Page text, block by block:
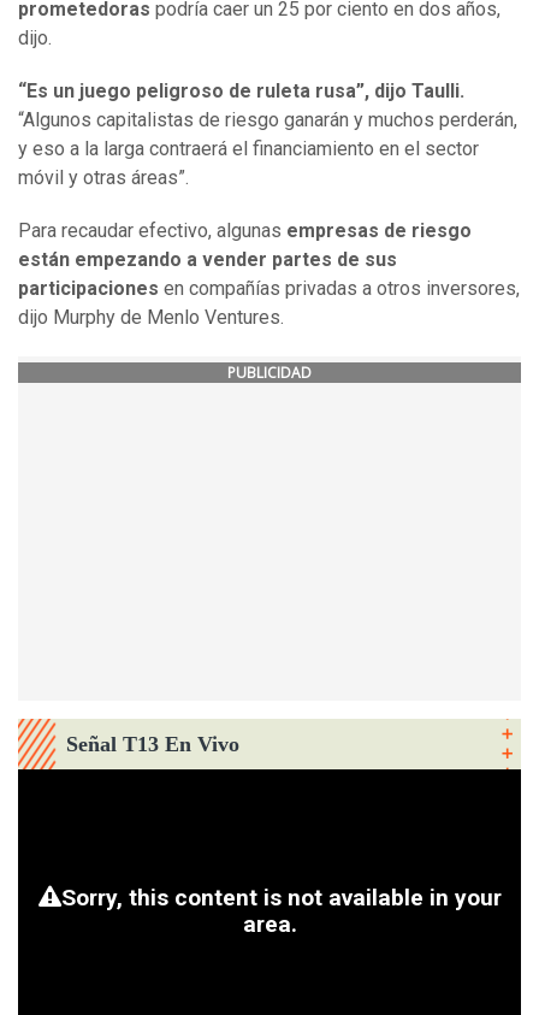
prometedoras podría caer un 25 por ciento en dos años,
dijo.
“Es un juego peligroso de ruleta rusa”, dijo Taulli.
“Algunos capitalistas de riesgo ganarán y muchos perderán,
y eso a la larga contraerá el financiamiento en el sector
móvil y otras áreas”.
Para recaudar efectivo, algunas empresas de riesgo
están empezando a vender partes de sus
participaciones en compañías privadas a otros inversores,
dijo Murphy de Menlo Ventures.
PUBLICIDAD
Señal T13 En Vivo